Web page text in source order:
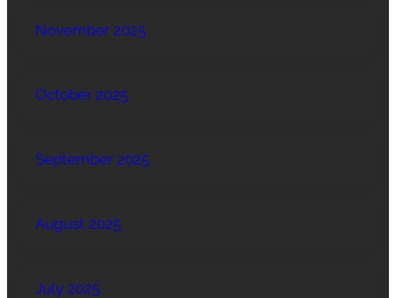
November 2025
October 2025
September 2025
August 2025
July 2025